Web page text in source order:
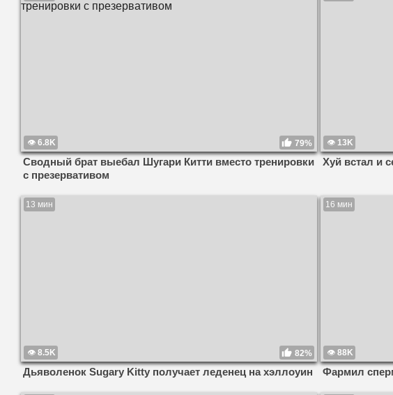
6.8K 79%
Сводный брат выебал Шугари Китти вместо тренировки
с презервативом
13K
Хуй встал и
13 мин
8.5K 82%
Дьяволенок Sugary Kitty получает леденец на хэллоуин
16 мин
88K
Фармил